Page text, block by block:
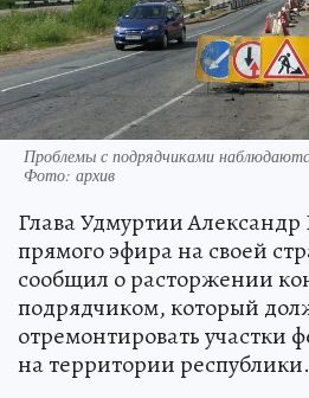
Проблемы с подрядчиками
Фото: архив
Глава Удмуртии Александр
прямого эфира на своей
сообщил о расторжении
подрядчиком, который
отремонтировать участки
на территории республики.